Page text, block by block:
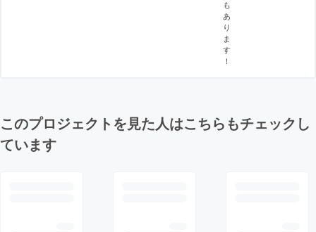
も
あ
り
ま
す
！
このプロジェクトを見た人はこちらもチェックし
ています